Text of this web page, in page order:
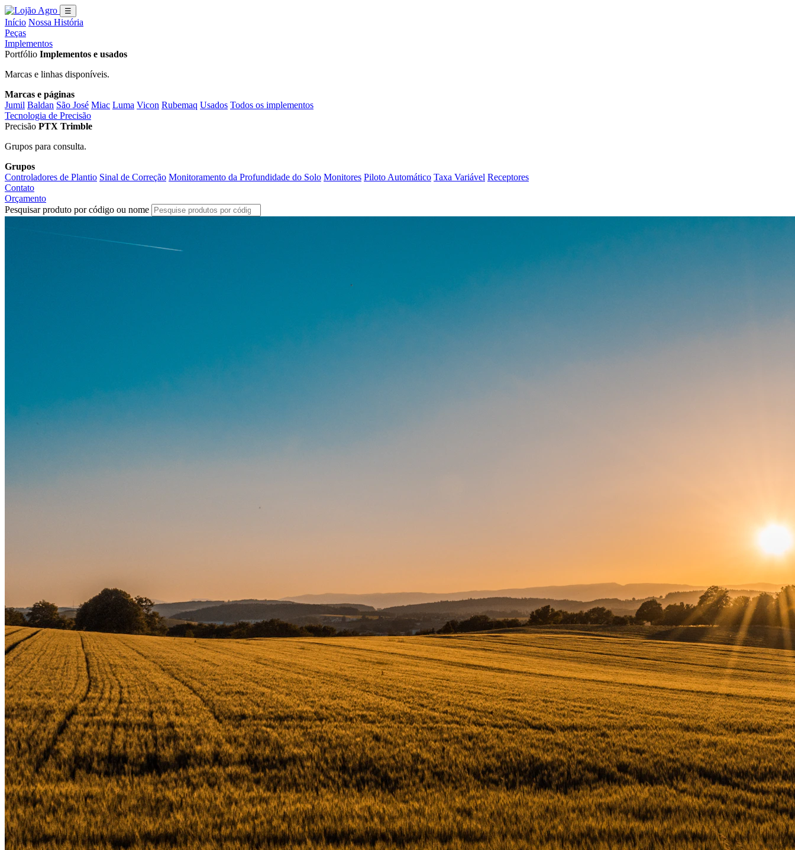
☰
Início Nossa História
Peças
Implementos
Portfólio Implementos e usados
Marcas e linhas disponíveis.
Marcas e páginas
Jumil Baldan São José Miac Luma Vicon Rubemaq Usados Todos os implementos
Tecnologia de Precisão
Precisão PTX Trimble
Grupos para consulta.
Grupos
Controladores de Plantio Sinal de Correção Monitoramento da Profundidade do Solo Monitores Piloto Automático Taxa Variável Receptores
Contato
Orçamento
Pesquisar produto por código ou nome